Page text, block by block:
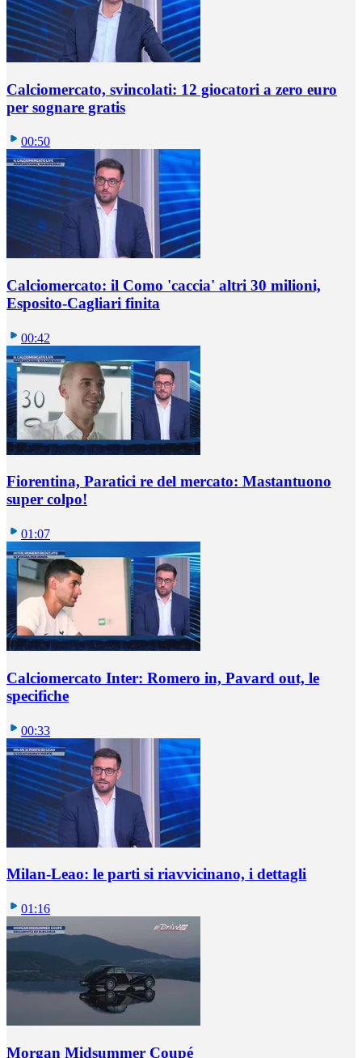
Calciomercato, svincolati: 12 giocatori a zero euro
per sognare gratis
00:50
Calciomercato: il Como 'caccia' altri 30 milioni,
Esposito-Cagliari finita
00:42
Fiorentina, Paratici re del mercato: Mastantuono
super colpo!
01:07
Calciomercato Inter: Romero in, Pavard out, le
specifiche
00:33
Milan-Leao: le parti si riavvicinano, i dettagli
01:16
Morgan Midsummer Coupé